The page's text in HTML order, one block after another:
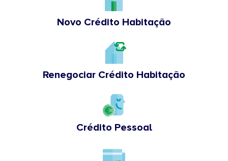
Novo Crédito Habitação
Renegociar Crédito Habitação
Crédito Pessoal